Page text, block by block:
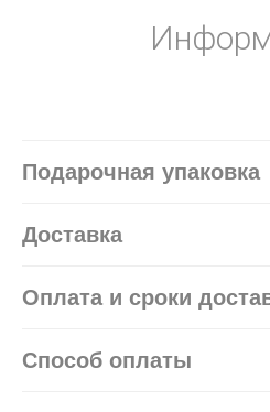
Подарочная упаковка
Доставка
Оплата и сроки
Способ оплаты